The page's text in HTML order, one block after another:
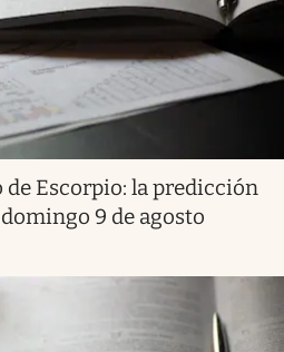
de Escorpio: la predicción
9 de agosto